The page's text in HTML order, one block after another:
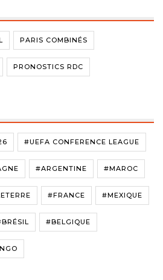
PARIS COMBINÉS
PRONOSTICS RDC
#UEFA CONFERENCE LEAGUE
#ARGENTINE #MAROC
#FRANCE #MEXIQUE
#BELGIQUE